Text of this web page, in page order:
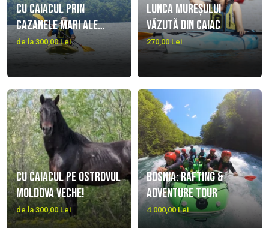
Cu caiacul prin
Cazanele mari ale
Dunării, trekking
Ciucaru Mare și
vizitare Peștera
Ponicova
de la 300,00 Lei
Lunca Mureșului
văzută din caiac
270,00 Lei
Cu caiacul pe Ostrovul
Moldova Veche!
de la 300,00 Lei
Bosnia: Rafting &
Adventure Tour
4.000,00 Lei